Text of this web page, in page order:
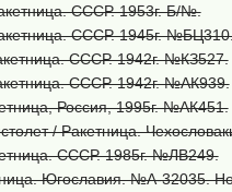
СССР. 1953г. Б/№.
СССР. 1945г.
СССР. 1942г. №КЗ527.
СССР. 1942г. №АК939.
Россия, 1995г. №АК451.
/ Ракетница.
СССР. 1985г. №ЛВ249.
Югославия. №A-32035.